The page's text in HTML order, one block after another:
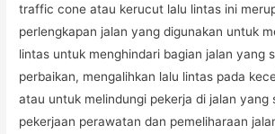
traffic cone atau kerucut lalu lintas ini
perlengkapan jalan yang digunakan untuk
lintas untuk menghindari bagian jalan yang
perbaikan, mengalihkan lalu lintas pada
atau untuk melindungi pekerja di jalan yang
pekerjaan perawatan dan pemeliharaan